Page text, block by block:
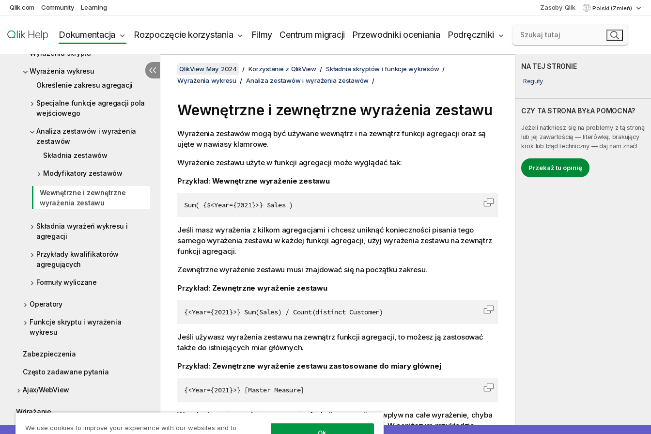
Qlik.com Community Learning Zasoby Qlik Polski (Zmień)
Dokumentacja Rozpoczęcie korzystania Filmy Centrum migracji Przewodniki oceniania Podręczniki
Funkcje
Instrukcje i słowa kluczowe skryptu
Wyrażenia skryptu
Wyrażenia wykresu
Określenie zakresu agregacji
Specjalne funkcje agregacji pola
wejściowego
Analiza zestawów i wyrażenia
zestawów
Składnia zestawów
Modyfikatory zestawów
Wewnętrzne i zewnętrzne
wyrażenia zestawu
Składnia wyrażeń wykresu i
agregacji
Przykłady kwalifikatorów
agregujących
Formuły wyliczane
Operatory
Funkcje skryptu i wyrażenia
wykresu
Zabezpieczenia
Często zadawane pytania
Ajax/WebView
Wdrażanie
Administrowanie
NA TEJ STRONIE
Reguły
CZY TA STRONA BYŁA POMOCNA?
Jeżeli natkniesz się na problemy z tą stroną
lub jej zawartością — literówkę, brakujący
krok lub błąd techniczny — daj nam znać!
Przekaż tu opinię
QlikView May 2024 Korzystanie z QlikView
Składnia skryptów i funkcje wykresów
Wyrażenia wykresu
Analiza zestawów i wyrażenia zestawów
Wewnętrzne i zewnętrzne wyrażenia zestawu
Wyrażenia zestawów mogą być używane wewnątrz i na zewnątrz funkcji agregacji oraz są
ujęte w nawiasy klamrowe.
Wyrażenie zestawu użyte w funkcji agregacji może wyglądać tak:
Przykład: Wewnętrzne wyrażenie zestawu
Sum( {$<Year={2021}>} Sales ) Skopiuj kod do schowka
Jeśli masz wyrażenia z kilkom agregacjami i chcesz uniknąć konieczności pisania tego
samego wyrażenia zestawu w każdej funkcji agregacji, użyj wyrażenia zestawu na zewnątrz
funkcji agregacji.
Zewnętrzne wyrażenie zestawu musi znajdować się na początku zakresu.
Przykład: Zewnętrzne wyrażenie zestawu
{<Year={2021}>} Sum(Sales) / Count(distinct Customer) Skopiuj kod do schowka
Jeśli używasz wyrażenia zestawu na zewnątrz funkcji agregacji, to możesz ją zastosować
także do istniejących miar głównych.
Przykład: Zewnętrzne wyrażenie zestawu zastosowane do miary głównej
{<Year={2021}>} [Master Measure] Skopiuj kod do schowka
Wyrażenie zestawu użyte na zewnątrz funkcji agregacji ma wpływ na całe wyrażenie, chyba
że zostanie ujęte w nawias, który określa zakres dostępności. W poniższym przykładzie
We use cookies to improve your experience with our websites and to